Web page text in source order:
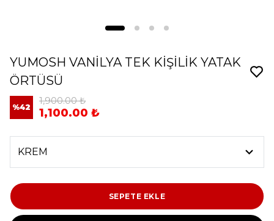
YUMOSH VANİLYA TEK KİŞİLİK YATAK
ÖRTÜSÜ
%42
1,900.00 ₺
1,100.00 ₺
SEPETE EKLE